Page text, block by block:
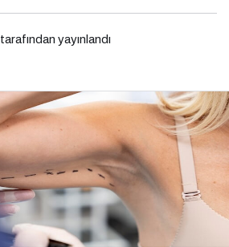
tarafından yayınlandı